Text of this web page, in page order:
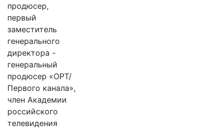
продюсер,
первый
заместитель
генерального
директора -
генеральный
продюсер «ОРТ/
Первого канала»,
член Академии
российского
телевидения